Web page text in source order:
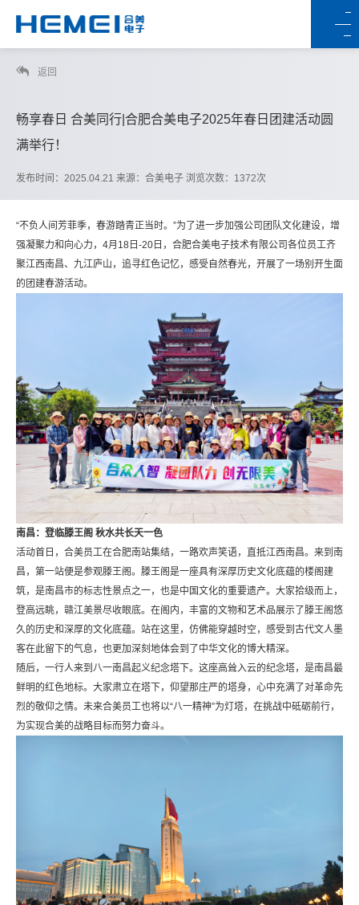
返回
畅享春日 合美同行|合肥合美电子2025年春日团建活动圆
满举行！
发布时间：2025.04.21 来源：合美电子 浏览次数：1372次
“不负人间芳菲季，春游踏青正当时。”为了进一步加强公司团队文化建设，增
强凝聚力和向心力，4月18日-20日，合肥合美电子技术有限公司各位员工齐
聚江西南昌、九江庐山，追寻红色记忆，感受自然春光，开展了一场别开生面
的团建春游活动。
南昌：登临滕王阁 秋水共长天一色
活动首日，合美员工在合肥南站集结，一路欢声笑语，直抵江西南昌。来到南
昌，第一站便是参观滕王阁。滕王阁是一座具有深厚历史文化底蕴的楼阁建
筑，是南昌市的标志性景点之一，也是中国文化的重要遗产。大家拾级而上，
登高远眺，赣江美景尽收眼底。在阁内，丰富的文物和艺术品展示了滕王阁悠
久的历史和深厚的文化底蕴。站在这里，仿佛能穿越时空，感受到古代文人墨
客在此留下的气息，也更加深刻地体会到了中华文化的博大精深。
随后，一行人来到八一南昌起义纪念塔下。这座高耸入云的纪念塔，是南昌最
鲜明的红色地标。大家肃立在塔下，仰望那庄严的塔身，心中充满了对革命先
烈的敬仰之情。未来合美员工也将以“八一精神”为灯塔，在挑战中砥砺前行，
为实现合美的战略目标而努力奋斗。